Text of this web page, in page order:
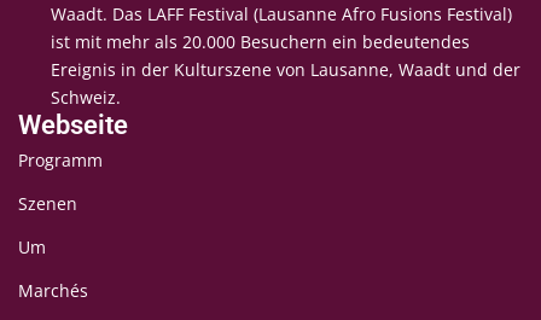
Waadt. Das LAFF Festival (Lausanne Afro Fusions Festival)
ist mit mehr als 20.000 Besuchern ein bedeutendes
Ereignis in der Kulturszene von Lausanne, Waadt und der
Schweiz.
Webseite
Programm
Szenen
Um
Marchés